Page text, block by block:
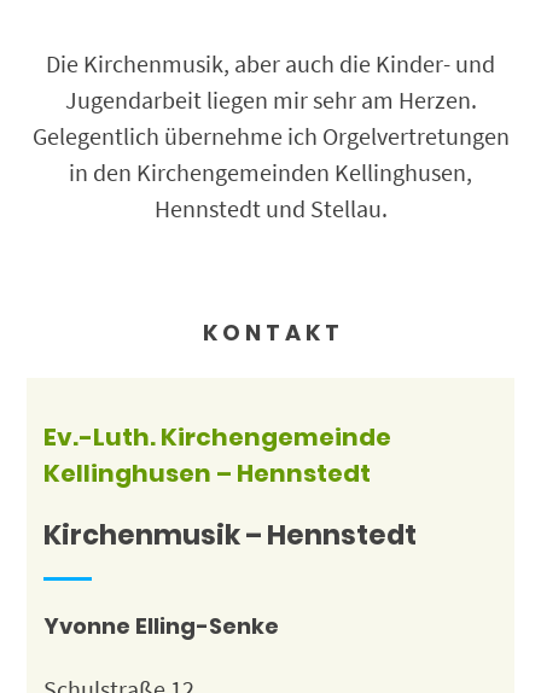
Die Kirchenmusik, aber auch die Kinder- und
Jugendarbeit liegen mir sehr am Herzen.
Gelegentlich übernehme ich Orgelvertretungen
in den Kirchengemeinden Kellinghusen,
Hennstedt und Stellau.
K O N T A K T
Ev.-Luth. Kirchengemeinde
Kellinghusen – Hennstedt
Kirchenmusik – Hennstedt
Yvonne Elling-Senke